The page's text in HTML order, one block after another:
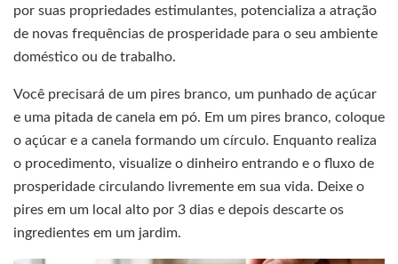
por suas propriedades estimulantes, potencializa a atração
de novas frequências de prosperidade para o seu ambiente
doméstico ou de trabalho.
Você precisará de um pires branco, um punhado de açúcar
e uma pitada de canela em pó. Em um pires branco, coloque
o açúcar e a canela formando um círculo. Enquanto realiza
o procedimento, visualize o dinheiro entrando e o fluxo de
prosperidade circulando livremente em sua vida. Deixe o
pires em um local alto por 3 dias e depois descarte os
ingredientes em um jardim.